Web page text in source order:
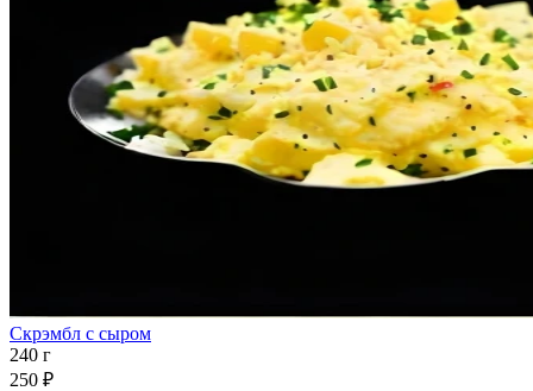
Скрэмбл с сыром
240 г
250 ₽